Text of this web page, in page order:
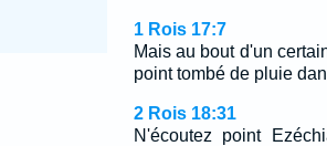
1 Rois 17:7
Mais au bout d'un
point tombé de pluie
2 Rois 18:31
N'écoutez point